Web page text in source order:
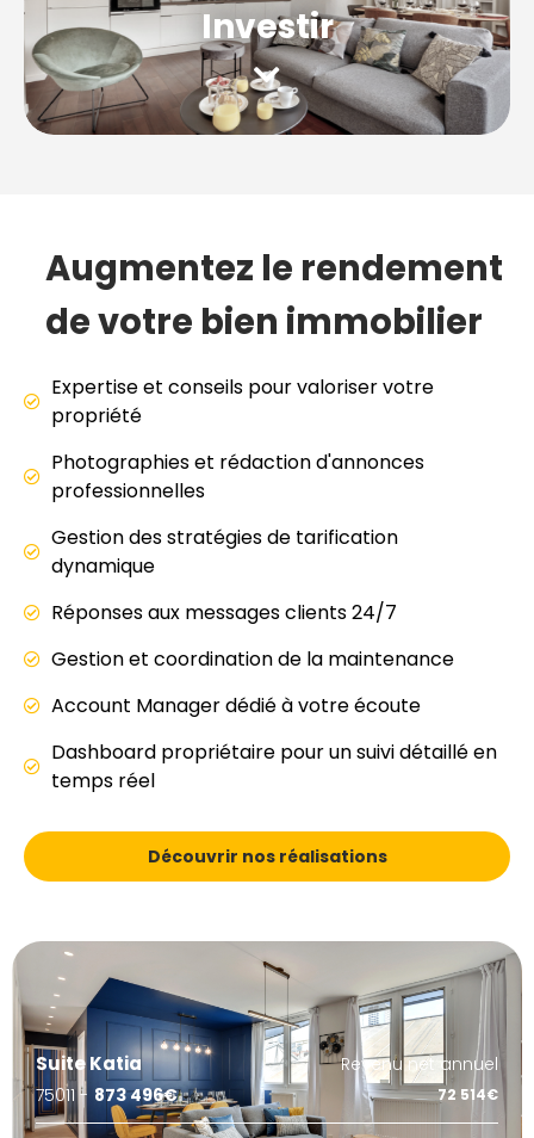
Investir
Location saisonnière Moyenne durée
Augmentez le rendement
de votre bien immobilier
Expertise et conseils pour valoriser votre
propriété
Photographies et rédaction d'annonces
professionnelles
Gestion des stratégies de tarification
dynamique
Réponses aux messages clients 24/7
Gestion et coordination de la maintenance
Account Manager dédié à votre écoute
Dashboard propriétaire pour un suivi détaillé en
temps réel
Découvrir nos réalisations
Suite Katia
75011 - 873 496€
Revenu net annuel
72 514€